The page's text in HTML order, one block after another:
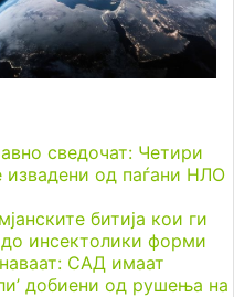
сведочат: Четири
извадени од паѓани НЛО
битија кои ги
инсектолики форми
САД имаат
добиени од рушења на